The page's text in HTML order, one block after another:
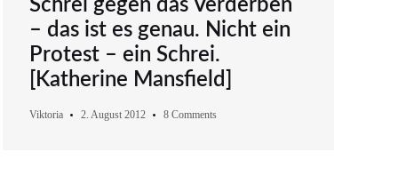
Schrei gegen das Verderben
– das ist es genau. Nicht ein
Protest – ein Schrei.
[Katherine Mansfield]
Viktoria 2. August 2012 8 Comments